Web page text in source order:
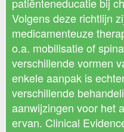
Volgens deze richtlijn
medicamenteuze
o.a. mobilisatie of
verschillende vormen
enkele aanpak is
verschillende
aanwijzingen voor het
ervan. Clinical